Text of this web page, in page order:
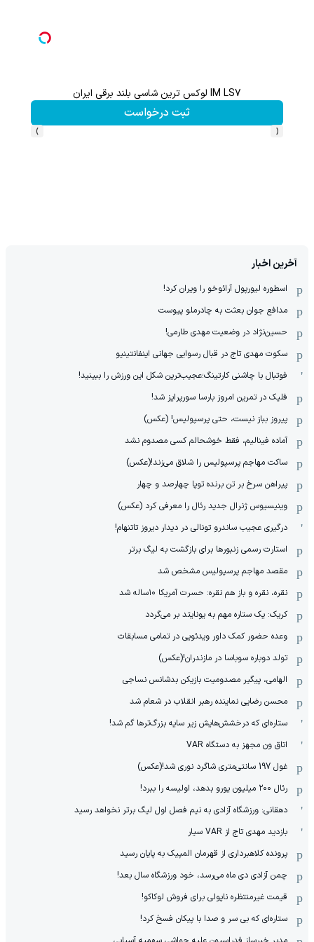
IM LS7 لوکس ترین شاسی بلند برقی ایران
ثبت درخواست
‹
›
آخرین اخبار
اسطوره لیورپول آرائوخو را ویران کرد!
مدافع جوان بعثت به چادرملو پیوست
حسین‌نژاد در وضعیت مهدی طارمی!
سکوت مهدی تاج در قبال رسوایی جهانی اینفانتینیو
فوتبال با چاشنی کارتینگ؛عجیب‌ترین شکل این ورزش را ببینید!
فلیک در تمرین امروز بارسا سورپرایز شد!
پیروز بباز نیست، حتی پرسپولیس! (عکس)
آماده فینالیم، فقط خوشحالم کسی مصدوم نشد
ساکت مهاجم پرسپولیس را شلاق می‌زند!(عکس)
پیراهن سرخ بر تن برنده توپا چهارصد و چهار
وینیسیوس ژنرال جدید رئال را معرفی کرد (عکس)
درگیری عجیب ساندرو تونالی در دیدار دیروز تاتنهام!
استارت رسمی زنبورها برای بازگشت به لیگ برتر
مقصد مهاجم پرسپولیس مشخص شد
نقره، نقره و باز هم نقره: حسرت آمریکا ۱۰‌ساله شد
کریک: یک ستاره مهم به یونایتد بر می‌گردد
وعده حضور کمک داور ویدئویی در تمامی مسابقات
تولد دوباره سوباسا در مازندران!(عکس)
الهامی، پیگیر مصدومیت بازیکن بدشانس نساجی
محسن رضایی نماینده رهبر انقلاب در شعام شد
ستاره‌ای که درخشش‌هایش زیر سایه بزرگ‌ترها گم شد!
اتاق ون مجهز به دستگاه VAR
غول 197 سانتی‌متری شاگرد نوری شد!(عکس)
رئال ۲۰۰ میلیون یورو بدهد، اولیسه را ببرد!
دهقانی: ورزشگاه آزادی به نیم فصل اول لیگ برتر نخواهد رسید
بازدید مهدی تاج از VAR سیار
پرونده کلاهبرداری از قهرمان المپیک به پایان رسید
چمن آزادی دی ماه می‌رسد، خود ورزشگاه سال بعد!
قیمت غیرمنتظره ناپولی برای فروش لوکاکو!
ستاره‌ای که بی سر و صدا با پیکان فسخ کرد!